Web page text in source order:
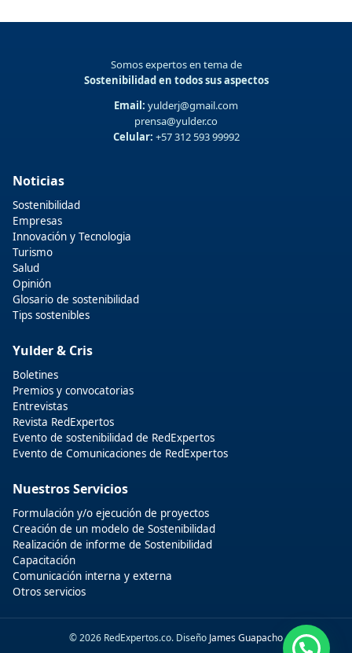
Somos expertos en tema de
Sostenibilidad en todos sus aspectos
Email: yulderj@gmail.com
prensa@yulder.co
Celular: +57 312 593 99992
Noticias
Sostenibilidad
Empresas
Innovación y Tecnologia
Turismo
Salud
Opinión
Glosario de sostenibilidad
Tips sostenibles
Yulder & Cris
Boletines
Premios y convocatorias
Entrevistas
Revista RedExpertos
Evento de sostenibilidad de RedExpertos
Evento de Comunicaciones de RedExpertos
Nuestros Servicios
Formulación y/o ejecución de proyectos
Creación de un modelo de Sostenibilidad
Realización de informe de Sostenibilidad
Capacitación
Comunicación interna y externa
Otros servicios
© 2026 RedExpertos.co. Diseño James Guapacho